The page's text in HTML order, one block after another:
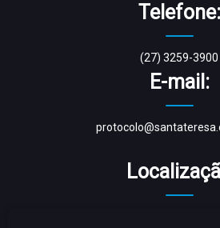
Telefone:
(27) 3259-3900
E-mail: